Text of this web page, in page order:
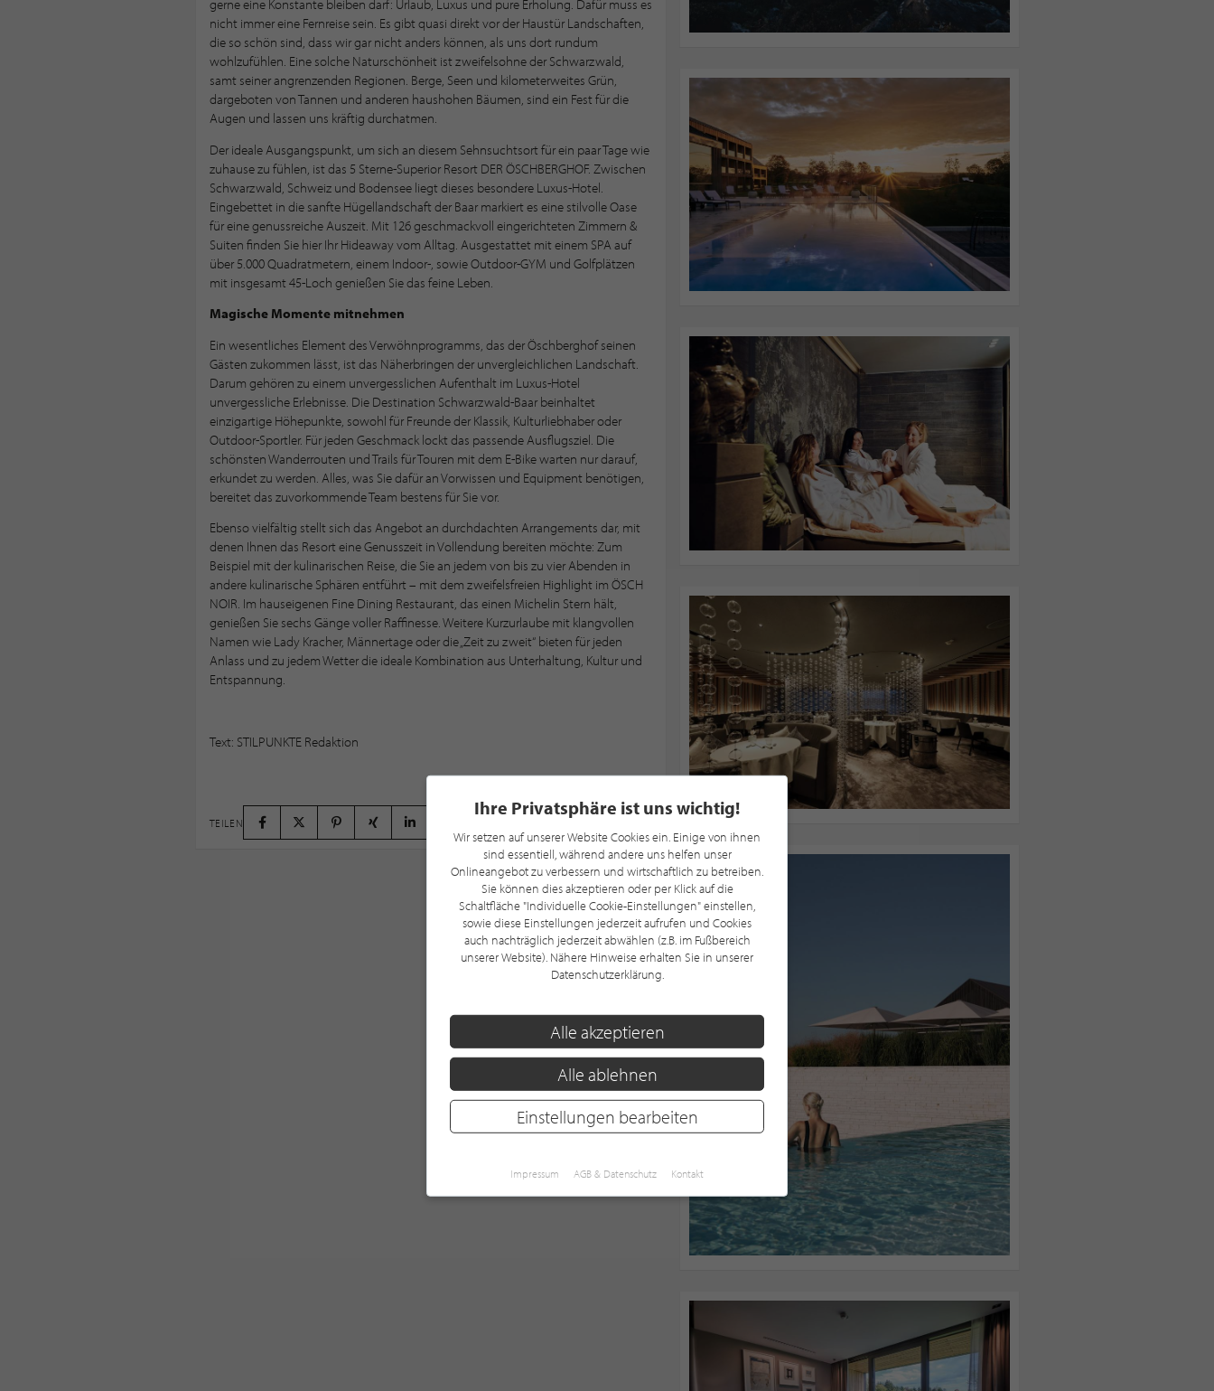
gerne eine Konstante bleiben darf: Urlaub, Luxus und pure Erholung. Dafür muss es
nicht immer eine Fernreise sein. Es gibt quasi direkt vor der Haustür Landschaften,
die so schön sind, dass wir gar nicht anders können, als uns dort rundum
wohlzufühlen. Eine solche Naturschönheit ist zweifelsohne der Schwarzwald,
samt seiner angrenzenden Regionen. Berge, Seen und kilometerweites Grün,
dargeboten von Tannen und anderen haushohen Bäumen, sind ein Fest für die
Augen und lassen uns kräftig durchatmen.
Der ideale Ausgangspunkt, um sich an diesem Sehnsuchtsort für ein paar Tage wie
zuhause zu fühlen, ist das 5 Sterne-Superior Resort DER ÖSCHBERGHOF. Zwischen
Schwarzwald, Schweiz und Bodensee liegt dieses besondere Luxus-Hotel.
Eingebettet in die sanfte Hügellandschaft der Baar markiert es eine stilvolle Oase
für eine genussreiche Auszeit. Mit 126 geschmackvoll eingerichteten Zimmern &
Suiten finden Sie hier Ihr Hideaway vom Alltag. Ausgestattet mit einem SPA auf
über 5.000 Quadratmetern, einem Indoor-, sowie Outdoor-GYM und Golfplätzen
mit insgesamt 45-Loch genießen Sie das feine Leben.
Magische Momente mitnehmen
Ein wesentliches Element des Verwöhnprogramms, das der Öschberghof seinen
Gästen zukommen lässt, ist das Näherbringen der unvergleichlichen Landschaft.
Darum gehören zu einem unvergesslichen Aufenthalt im Luxus-Hotel
unvergessliche Erlebnisse. Die Destination Schwarzwald-Baar beinhaltet
einzigartige Höhepunkte, sowohl für Freunde der Klassik, Kulturliebhaber oder
Outdoor-Sportler. Für jeden Geschmack lockt das passende Ausflugsziel. Die
schönsten Wanderrouten und Trails für Touren mit dem E-Bike warten nur darauf,
erkundet zu werden. Alles, was Sie dafür an Vorwissen und Equipment benötigen,
bereitet das zuvorkommende Team bestens für Sie vor.
Ebenso vielfältig stellt sich das Angebot an durchdachten Arrangements dar, mit
denen Ihnen das Resort eine Genusszeit in Vollendung bereiten möchte: Zum
Beispiel mit der kulinarischen Reise, die Sie an jedem von bis zu vier Abenden in
andere kulinarische Sphären entführt – mit dem zweifelsfreien Highlight im ÖSCH
NOIR. Im hauseigenen Fine Dining Restaurant, das einen Michelin Stern hält,
genießen Sie sechs Gänge voller Raffinesse. Weitere Kurzurlaube mit klangvollen
Namen wie Lady Kracher, Männertage oder die „Zeit zu zweit“ bieten für jeden
Anlass und zu jedem Wetter die ideale Kombination aus Unterhaltung, Kultur und
Entspannung.
Text: STILPUNKTE Redaktion
TEILEN
Ihre Privatsphäre ist uns wichtig!
Wir setzen auf unserer Website Cookies ein. Einige von ihnen
sind essentiell, während andere uns helfen unser
Onlineangebot zu verbessern und wirtschaftlich zu betreiben.
Sie können dies akzeptieren oder per Klick auf die
Schaltfläche "Individuelle Cookie-Einstellungen" einstellen,
sowie diese Einstellungen jederzeit aufrufen und Cookies
auch nachträglich jederzeit abwählen (z.B. im Fußbereich
unserer Website). Nähere Hinweise erhalten Sie in unserer
Datenschutzerklärung.
Alle akzeptieren
Alle ablehnen
Einstellungen bearbeiten
Impressum AGB & Datenschutz Kontakt